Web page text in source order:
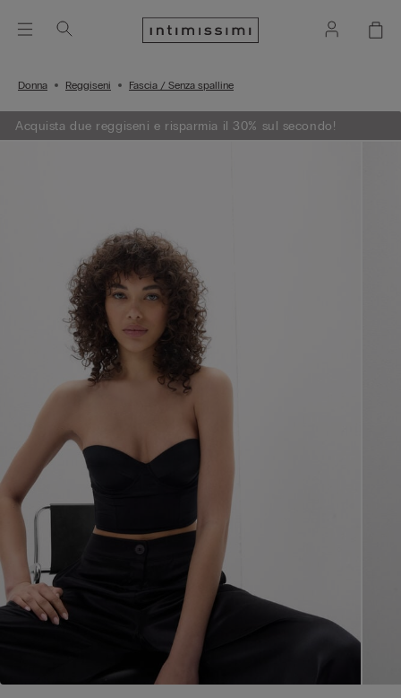
Donna Reggiseni Fascia / Senza spalline
Acquista due reggiseni e risparmia il 30% sul secondo!